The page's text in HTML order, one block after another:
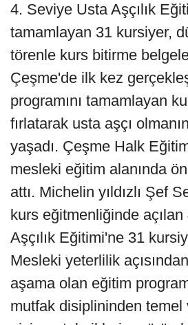
4. Seviye Usta Aşçılık
tamamlayan 31 kursiyer,
törenle kurs bitirme
Çeşme'de ilk kez
programını tamamlayan
fırlatarak usta aşçı
yaşadı. Çeşme Halk
mesleki eğitim alanında
attı. Michelin yıldızlı Şef
kurs eğitmenliğinde
Aşçılık Eğitimi'ne 31
Mesleki yeterlilik
aşama olan eğitim
mutfak disiplininden temel